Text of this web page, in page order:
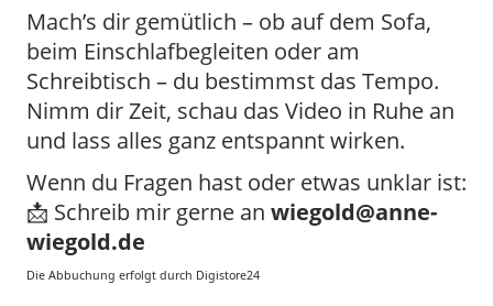
Mach’s dir gemütlich – ob auf dem Sofa,
beim Einschlafbegleiten oder am
Schreibtisch – du bestimmst das Tempo.
Nimm dir Zeit, schau das Video in Ruhe an
und lass alles ganz entspannt wirken.
Wenn du Fragen hast oder etwas unklar ist:
📩 Schreib mir gerne an wiegold@anne-
wiegold.de
Die Abbuchung erfolgt durch Digistore24